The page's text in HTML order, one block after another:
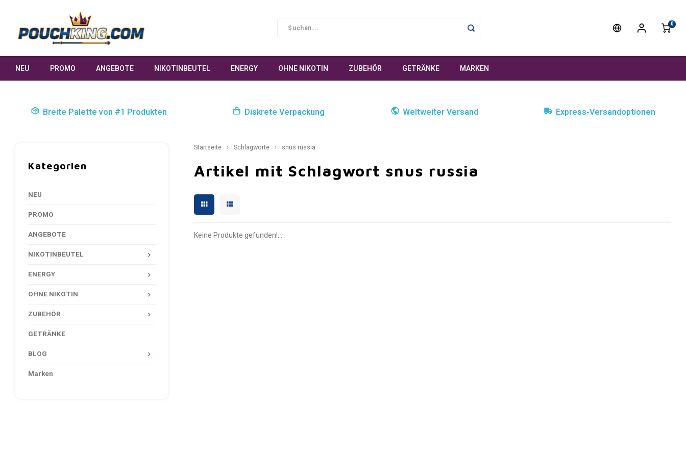
0
NEU PROMO ANGEBOTE NIKOTINBEUTEL ENERGY OHNE NIKOTIN ZUBEHÖR GETRÄNKE MARKEN
Breite Palette von #1 Produkten Diskrete Verpackung Weltweiter Versand Express-Versandoptionen
Kategorien
NEU
PROMO
ANGEBOTE
NIKOTINBEUTEL
ENERGY
OHNE NIKOTIN
ZUBEHÖR
GETRÄNKE
BLOG
Marken
Startseite Schlagworte snus russia
Artikel mit Schlagwort snus russia
Keine Produkte gefunden!...